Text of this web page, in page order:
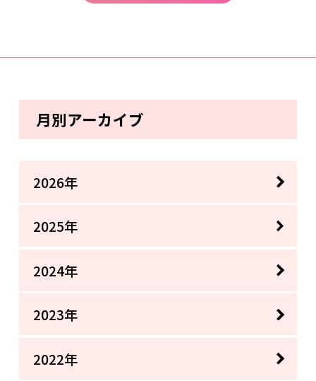
月別アーカイブ
2026年
2025年
2024年
2023年
2022年